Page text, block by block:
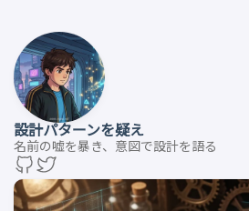
設計パターンを疑え
名前の嘘を暴き、意図で設計を語る